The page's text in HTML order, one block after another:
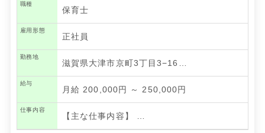
職種
保育士
雇用形態
正社員
勤務地
滋賀県大津市京町3丁目3−16…
給与
月給 200,000円 ～ 250,000円
仕事内容
【主な仕事内容】 …